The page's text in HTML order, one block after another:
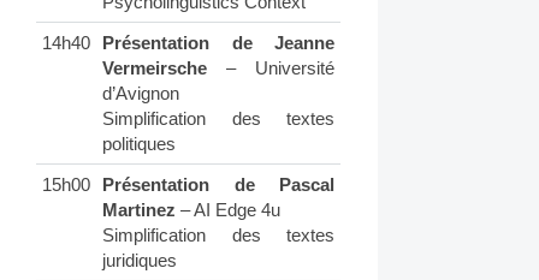
14h40
Présentation de Jeanne
Vermeirsche– Université
d’Avignon
Simplification des textes
politiques
15h00
Présentation de Pascal
Martinez – AI Edge 4u
Simplification des textes
juridiques